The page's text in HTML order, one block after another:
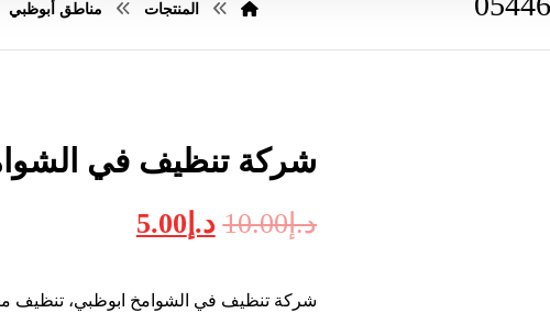
المنتجات مناطق أبوظبي
شركة تنظيف في الشوامخ
د.إ10.00 د.إ 5.00
شركة تنظيف في الشوامخ ابوظبي، تنظيف